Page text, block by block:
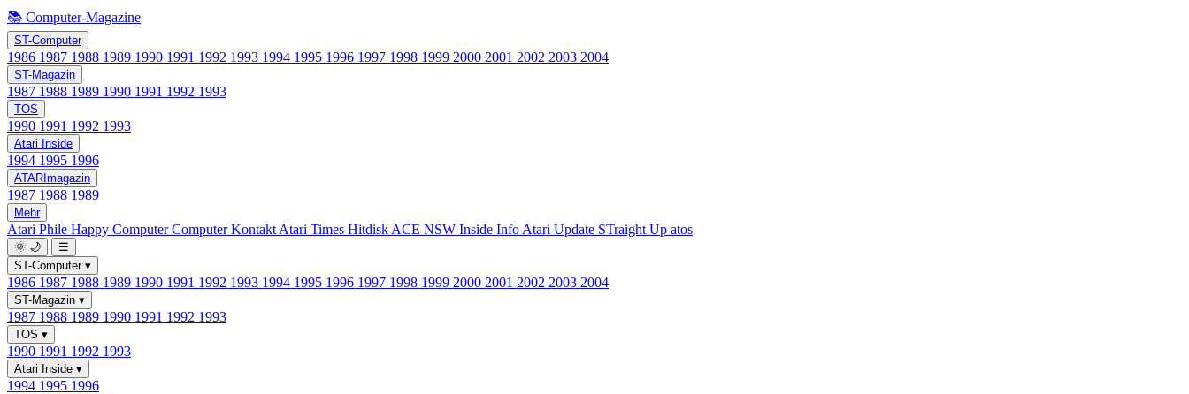
📚 Computer-Magazine
ST-Computer
1986 1987 1988 1989 1990 1991 1992 1993 1994 1995 1996 1997 1998 1999 2000 2001 2002 2003 2004
ST-Magazin
1987 1988 1989 1990 1991 1992 1993
TOS
1990 1991 1992 1993
Atari Inside
1994 1995 1996
ATARImagazin
1987 1988 1989
Mehr
Atari Phile Happy ComputerComputer Kontakt Atari Times Hitdisk ACE NSW Inside Info Atari Update STraight Up atos
🌞 🌙
☰
ST-Computer ▾
1986 1987 1988 1989 1990 1991 1992 1993 1994 1995 1996 1997 1998 1999 2000 2001 2002 2003 2004
ST-Magazin ▾
1987 1988 1989 1990 1991 1992 1993
TOS ▾
1990 1991 1992 1993
Atari Inside ▾
1994 1995 1996